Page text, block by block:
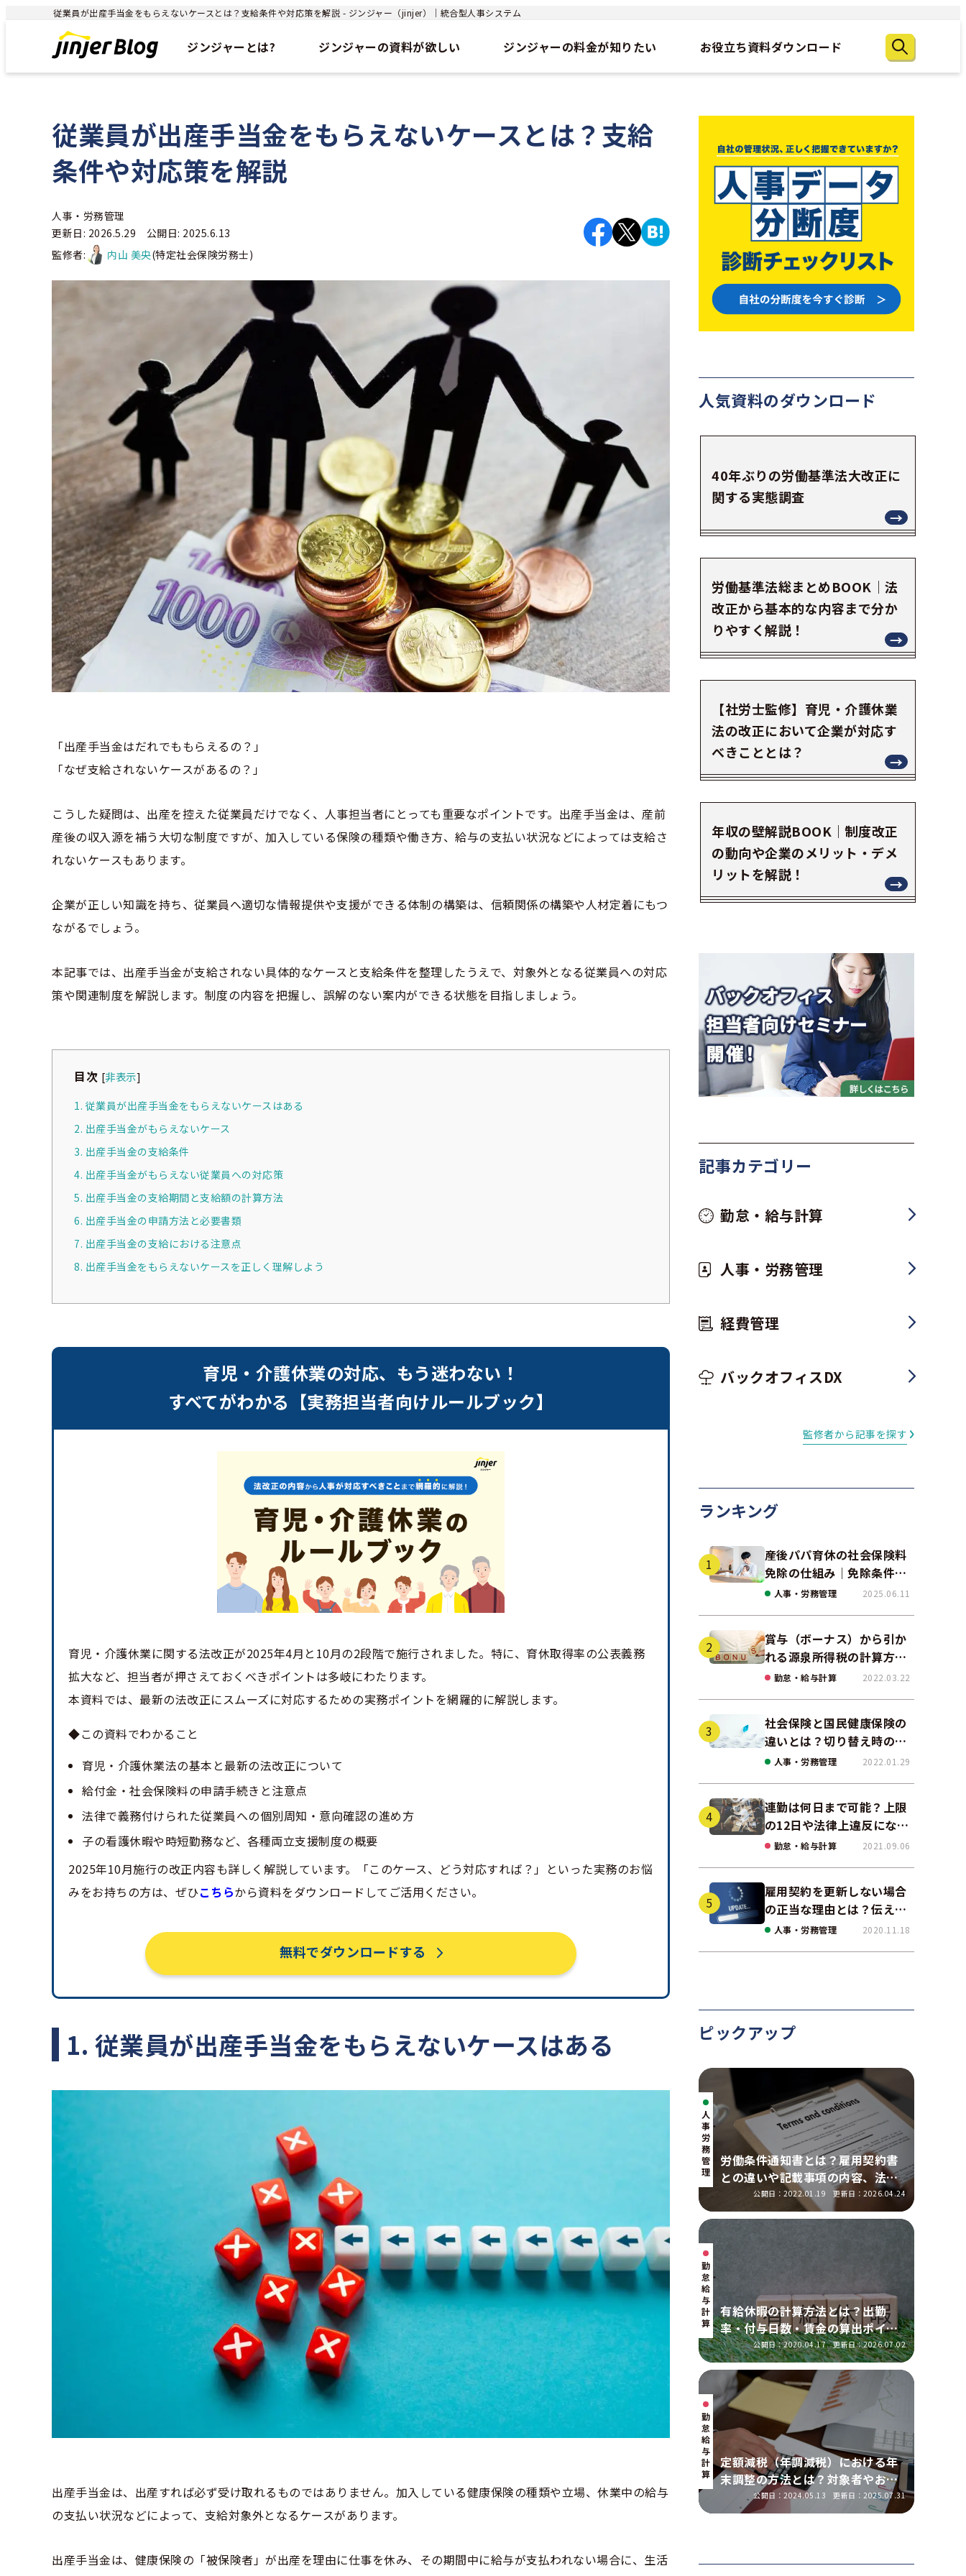
従業員が出産手当金をもらえないケースとは？支給条件や対応策を解説 - ジンジャー（jinjer）｜統合型人事システム
ジンジャーとは? ジンジャーの資料が欲しい ジンジャーの料金が知りたい お役立ち資料ダウンロード
従業員が出産手当金をもらえないケースとは？支給
条件や対応策を解説
人事・労務管理
更新日: 2026.5.29 公開日: 2025.6.13
監修者:
内山 美央(特定社会保険労務士)
「出産手当金はだれでももらえるの？」
「なぜ支給されないケースがあるの？」
こうした疑問は、出産を控えた従業員だけでなく、人事担当者にとっても重要なポイントです。出産手当金は、産前
産後の収入源を補う大切な制度ですが、加入している保険の種類や働き方、給与の支払い状況などによっては支給さ
れないケースもあります。
企業が正しい知識を持ち、従業員へ適切な情報提供や支援ができる体制の構築は、信頼関係の構築や人材定着にもつ
ながるでしょう。
本記事では、出産手当金が支給されない具体的なケースと支給条件を整理したうえで、対象外となる従業員への対応
策や関連制度を解説します。制度の内容を把握し、誤解のない案内ができる状態を目指しましょう。
目次 [非表示]
1. 従業員が出産手当金をもらえないケースはある
2. 出産手当金がもらえないケース
3. 出産手当金の支給条件
4. 出産手当金がもらえない従業員への対応策
5. 出産手当金の支給期間と支給額の計算方法
6. 出産手当金の申請方法と必要書類
7. 出産手当金の支給における注意点
8. 出産手当金をもらえないケースを正しく理解しよう
育児・介護休業の対応、もう迷わない！
すべてがわかる【実務担当者向けルールブック】
育児・介護休業に関する法改正が2025年4月と10月の2段階で施行されました。特に、育休取得率の公表義務
拡大など、担当者が押さえておくべきポイントは多岐にわたります。
本資料では、最新の法改正にスムーズに対応するための実務ポイントを網羅的に解説します。
◆この資料でわかること
育児・介護休業法の基本と最新の法改正について
給付金・社会保険料の申請手続きと注意点
法律で義務付けられた従業員への個別周知・意向確認の進め方
子の看護休暇や時短勤務など、各種両立支援制度の概要
2025年10月施行の改正内容も詳しく解説しています。「このケース、どう対応すれば？」といった実務のお悩
みをお持ちの方は、ぜひこちらから資料をダウンロードしてご活用ください。
無料でダウンロードする
1. 従業員が出産手当金をもらえないケースはある
出産手当金は、出産すれば必ず受け取れるものではありません。加入している健康保険の種類や立場、休業中の給与
の支払い状況などによって、支給対象外となるケースがあります。
出産手当金は、健康保険の「被保険者」が出産を理由に仕事を休み、その期間中に給与が支払われない場合に、生活
人気資料のダウンロード
40年ぶりの労働基準法大改正に
関する実態調査
労働基準法総まとめBOOK｜法
改正から基本的な内容まで分か
りやすく解説！
【社労士監修】育児・介護休業
法の改正において企業が対応す
べきこととは？
年収の壁解説BOOK｜制度改正
の動向や企業のメリット・デメ
リットを解説！
記事カテゴリー
勤怠・給与計算
人事・労務管理
経費管理
バックオフィスDX
監修者から記事を探す
ランキング
産後パパ育休の社会保険料
免除の仕組み｜免除条件と
事例、手続きの注意点を解
人事・労務管理 2025.06.11
賞与（ボーナス）から引か
れる源泉所得税の計算方法
をわかりやすく解説
勤怠・給与計算 2022.03.22
社会保険と国民健康保険の
違いとは？切り替え時の手
続きや任意継続について解
人事・労務管理 2022.01.29
連勤は何日まで可能？上限
の12日や法律上違反になる
場合も解説
勤怠・給与計算 2021.09.06
雇用契約を更新しない場合
の正当な理由とは？伝え
方・通知方法も紹介！
人事・労務管理 2020.11.18
ピックアップ
人
事・
労
務
管
理
労働条件通知書とは？雇用契約書
との違いや記載事項の内容、法改
正の明示ルールを解説
公開日：2022.01.19 更新日：2026.04.24
勤
怠・
給
与
計
算
有給休暇の計算方法とは？出勤
率・付与日数・賃金の算出ポイン
トを実務に即して解説
公開日：2020.04.17 更新日：2026.07.02
勤
怠・
給
与
計
算
定額減税（年調減税）における年
末調整の方法とは？対象者やおこ
なう手順を解説
公開日：2024.05.13 更新日：2025.07.31